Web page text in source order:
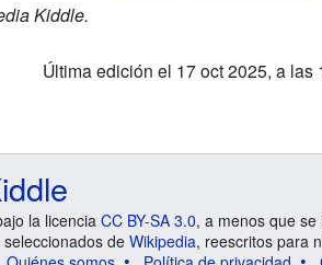
Kiddle.
Última edición el 17 oct 2025, a las
la licencia CC BY-SA 3.0, a menos que
de Wikipedia, reescritos para